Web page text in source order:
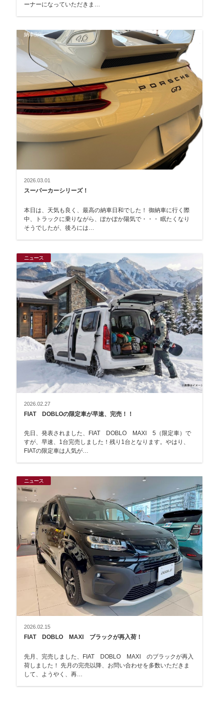
ーナーになっていただきま…
納車御礼
2026.03.01
スーパーカーシリーズ！
本日は、天気も良く、最高の納車日和でした！ 御納車に行く際
中、トラックに乗りながら、ぽかぽか陽気で・・・ 眠たくなり
そうでしたが、後ろには…
ニュース
2026.02.27
FIAT DOBLOの限定車が早速、完売！！
先日、発表されました、FIAT DOBLO MAXI 5（限定車）で
すが、早速、1台完売しました！残り1台となります。やはり、
FIATの限定車は人気が…
ニュース
2026.02.15
FIAT DOBLO MAXI ブラックが再入荷！
先月、完売しました、FIAT DOBLO MAXI のブラックが再入
荷しました！ 先月の完売以降、お問い合わせを多数いただきま
して、ようやく、再…